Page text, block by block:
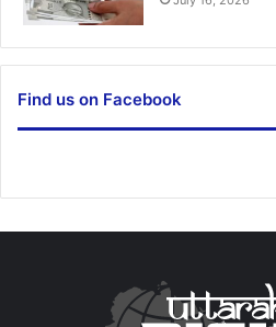
Find us on Facebook